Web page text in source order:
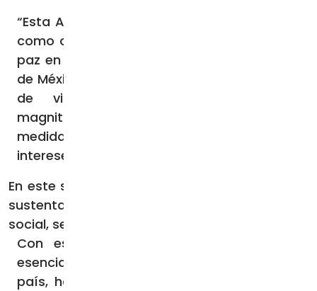
“Esta Agenda”, indican los firmantes, “tiene
como objetivo abrir horizontes de justicia y
paz en este momento crítico de la historia
de México, en el que enfrentamos una crisis
de violencia sin precedentes, cuya
magnitud y profundidad nos instan a tomar
medidas colectivas, dejando de lado
intereses o proyectos individuales”.
En este sentido, se proponen acciones que se
sustentan en cuatro temas centrales: tejido
social, seguridad, justicia y cárceles.
Con esto, la Iglesia busca “un cambio
esencial en la conciencia colectiva” en el
país, haciendo que los mexicanos puedan